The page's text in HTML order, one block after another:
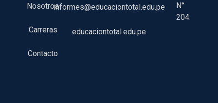
Nosotros
Carreras
Contacto
informes@educaciontotal.edu.pe
educaciontotal.edu.pe
N°
204